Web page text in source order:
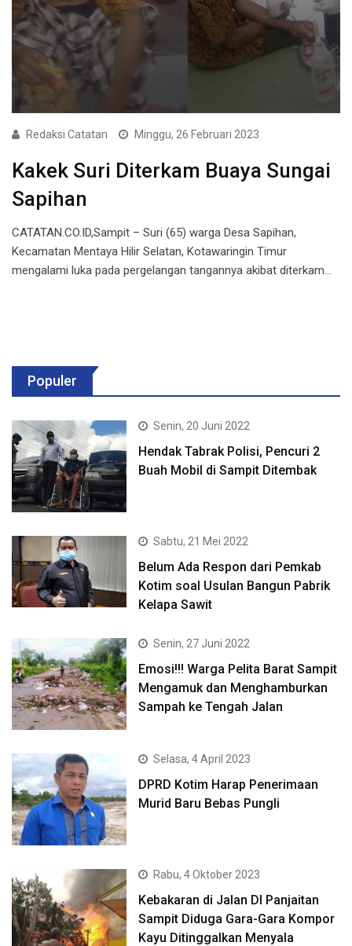
Redaksi Catatan Minggu, 26 Februari 2023
Kakek Suri Diterkam Buaya Sungai
Sapihan
CATATAN.CO.ID,Sampit – Suri (65) warga Desa Sapihan,
Kecamatan Mentaya Hilir Selatan, Kotawaringin Timur
mengalami luka pada pergelangan tangannya akibat diterkam…
Populer
Senin, 20 Juni 2022
Hendak Tabrak Polisi, Pencuri 2
Buah Mobil di Sampit Ditembak
Sabtu, 21 Mei 2022
Belum Ada Respon dari Pemkab
Kotim soal Usulan Bangun Pabrik
Kelapa Sawit
Senin, 27 Juni 2022
Emosi!!! Warga Pelita Barat Sampit
Mengamuk dan Menghamburkan
Sampah ke Tengah Jalan
Selasa, 4 April 2023
DPRD Kotim Harap Penerimaan
Murid Baru Bebas Pungli
Rabu, 4 Oktober 2023
Kebakaran di Jalan DI Panjaitan
Sampit Diduga Gara-Gara Kompor
Kayu Ditinggalkan Menyala